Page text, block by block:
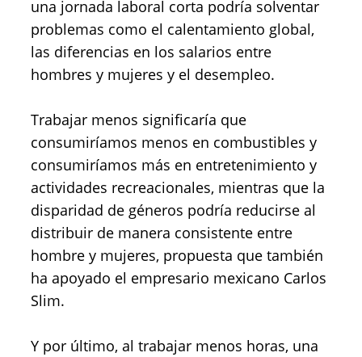
una jornada laboral corta podría solventar
problemas como el calentamiento global,
las diferencias en los salarios entre
hombres y mujeres y el desempleo.
Trabajar menos significaría que
consumiríamos menos en combustibles y
consumiríamos más en entretenimiento y
actividades recreacionales, mientras que la
disparidad de géneros podría reducirse al
distribuir de manera consistente entre
hombre y mujeres, propuesta que también
ha apoyado el empresario mexicano Carlos
Slim.
Y por último, al trabajar menos horas, una